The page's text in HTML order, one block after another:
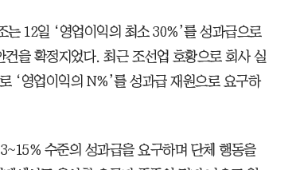
12일 ‘영업이익의 최소 30%’를 성과급으로
을 확정지었다. 최근 조선업 호황으로 회사 실
‘영업이익의 N%’를 성과급 재원으로 요구하
수준의 성과급을 요구하며 단체 행동을